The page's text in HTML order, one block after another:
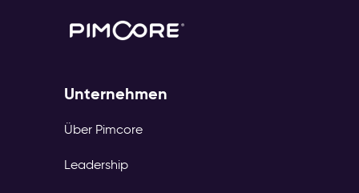
Unternehmen
Über Pimcore
Leadership